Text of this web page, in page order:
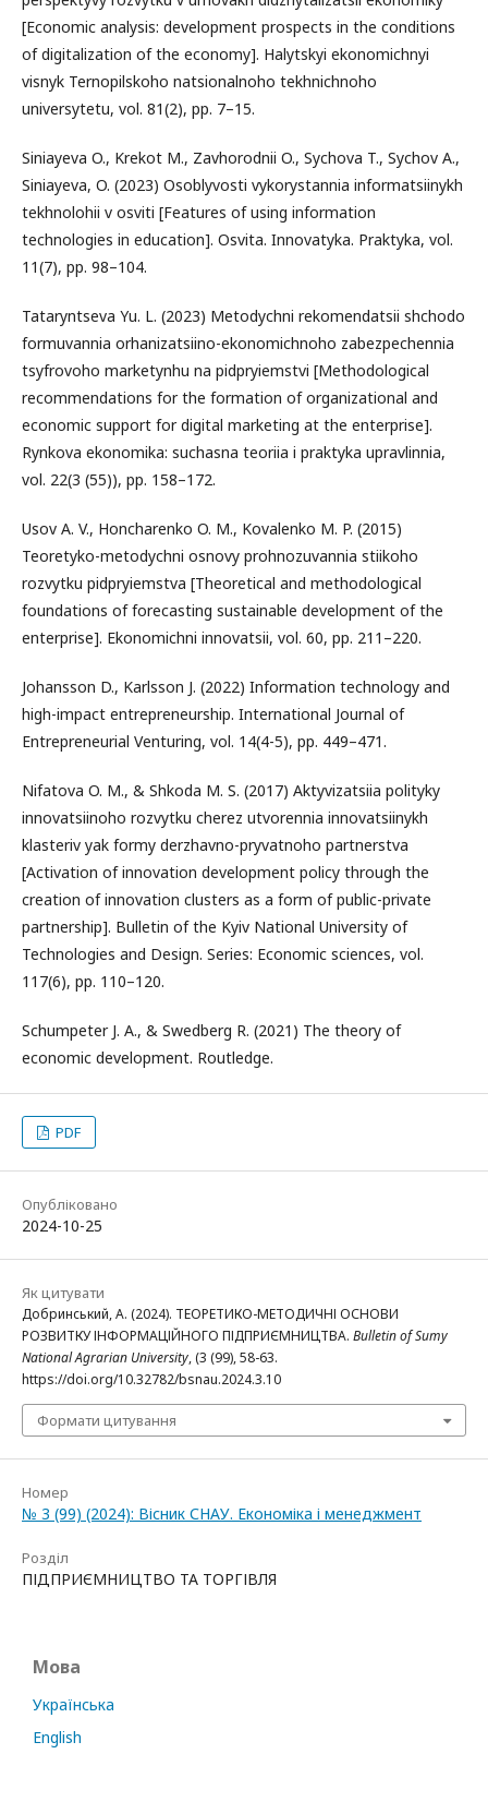
[Economic analysis: development prospects in the conditions
of digitalization of the economy]. Halytskyi ekonomichnyi
visnyk Ternopilskoho natsionalnoho tekhnichnoho
universytetu, vol. 81(2), pp. 7–15.
Siniayeva O., Krekot M., Zavhorodnii O., Sychova T., Sychov A.,
Siniayeva, O. (2023) Osoblyvosti vykorystannia informatsiinykh
tekhnolohii v osviti [Features of using information
technologies in education]. Osvita. Innovatyka. Praktyka, vol.
11(7), pp. 98–104.
Tataryntseva Yu. L. (2023) Metodychni rekomendatsii shchodo
formuvannia orhanizatsiino-ekonomichnoho zabezpechennia
tsyfrovoho marketynhu na pidpryiemstvi [Methodological
recommendations for the formation of organizational and
economic support for digital marketing at the enterprise].
Rynkova ekonomika: suchasna teoriia i praktyka upravlinnia,
vol. 22(3 (55)), pp. 158–172.
Usov A. V., Honcharenko O. M., Kovalenko M. P. (2015)
Teoretyko-metodychni osnovy prohnozuvannia stiikoho
rozvytku pidpryiemstva [Theoretical and methodological
foundations of forecasting sustainable development of the
enterprise]. Ekonomichni innovatsii, vol. 60, pp. 211–220.
Johansson D., Karlsson J. (2022) Information technology and
high-impact entrepreneurship. International Journal of
Entrepreneurial Venturing, vol. 14(4-5), pp. 449–471.
Nifatova O. M., & Shkoda M. S. (2017) Aktyvizatsiia polityky
innovatsiinoho rozvytku cherez utvorennia innovatsiinykh
klasteriv yak formy derzhavno-pryvatnoho partnerstva
[Activation of innovation development policy through the
creation of innovation clusters as a form of public-private
partnership]. Bulletin of the Kyiv National University of
Technologies and Design. Series: Economic sciences, vol.
117(6), pp. 110–120.
Schumpeter J. A., & Swedberg R. (2021) The theory of
economic development. Routledge.
PDF
Опубліковано
2024-10-25
Як цитувати
Добринський, А. (2024). ТЕОРЕТИКО-МЕТОДИЧНІ ОСНОВИ
РОЗВИТКУ ІНФОРМАЦІЙНОГО ПІДПРИЄМНИЦТВА. Bulletin of Sumy
National Agrarian University, (3 (99), 58-63.
https://doi.org/10.32782/bsnau.2024.3.10
Формати цитування
Номер
№ 3 (99) (2024): Вісник СНАУ. Економіка і менеджмент
Розділ
ПІДПРИЄМНИЦТВО ТА ТОРГІВЛЯ
Мова
Українська
English